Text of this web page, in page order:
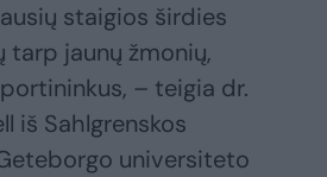
staigios širdies
jaunų žmonių,
– teigia dr.
iš Sahlgrenskos
universiteto